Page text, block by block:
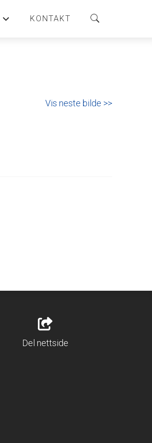
KONTAKT
Vis neste bilde >>
Del nettside